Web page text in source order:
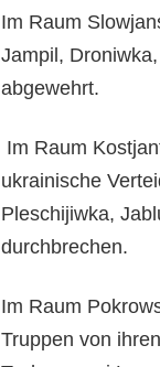
Im Raum
Jampil,
abgewehrt.
Im Raum
ukrainische
Pleschijiwka,
durchbrechen.
Im Raum
Truppen von